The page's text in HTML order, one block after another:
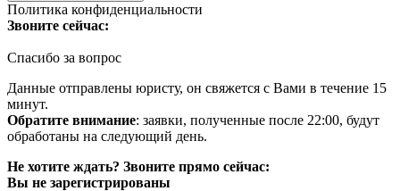
Политика конфиденциальности
Звоните сейчас:
Спасибо за вопрос
Данные отправлены юристу, он свяжется с Вами в течение 15
минут.
Обратите внимание: заявки, полученные после 22:00, будут
обработаны на следующий день.
Не хотите ждать? Звоните прямо сейчас:
Вы не зарегистрированы